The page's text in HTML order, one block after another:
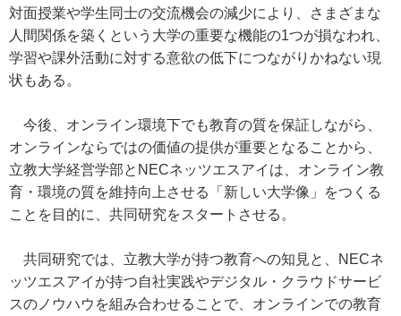
対面授業や学生同士の交流機会の減少により、さまざまな
人間関係を築くという大学の重要な機能の1つが損なわれ、
学習や課外活動に対する意欲の低下につながりかねない現
状もある。
今後、オンライン環境下でも教育の質を保証しながら、
オンラインならではの価値の提供が重要となることから、
立教大学経営学部とNECネッツエスアイは、オンライン教
育・環境の質を維持向上させる「新しい大学像」をつくる
ことを目的に、共同研究をスタートさせる。
共同研究では、立教大学が持つ教育への知見と、NECネ
ッツエスアイが持つ自社実践やデジタル・クラウドサービ
スのノウハウを組み合わせることで、オンラインでの教育